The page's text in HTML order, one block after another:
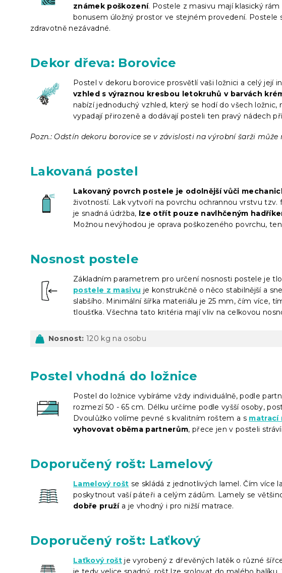
známek poškození. Postele z masivu mají klasický
bonusem úložný prostor ve stejném provedení. Postele
zdravotně nezávadné.
Dekor dřeva: Borovice
Postel v dekoru borovice prosvětlí vaši ložnici a celý její
vzhled s výraznou kresbou letokruhů v barvách
nabízí jednoduchý vzhled, který se hodí do všech
vypadají přirozeně a dodávají posteli ten pravý nádech
Pozn.: Odstín dekoru borovice se v závislosti na výrobní šarži může
Lakovaná postel
Lakovaný povrch postele je odolnější vůči
životností. Lak vytvoří na povrchu ochrannou vrstvu
je snadná údržba, lze otřít pouze navlhčeným
Možnou nevýhodou je oprava poškozeného povrchu,
Nosnost postele
Základním parametrem pro určení nosnosti postele je
postele z masivu je konstrukčně o něco stabilnější a
slabšího. Minimální šířka materiálu je 25 mm, čím více,
tloušťka. Všechna tato kritéria mají vliv na celkovou
Nosnost: 120 kg na osobu
Postel vhodná do ložnice
Postel do ložnice vybíráme vždy individuálně, podle
rozmezí 50 - 65 cm. Délku určíme podle vyšší osoby,
Dvoulůžko volíme pevné s kvalitním roštem a s matrací
vyhovovat oběma partnerům, přece jen v posteli
Doporučený rošt: Lamelový
Lamelový rošt se skládá z jednotlivých lamel. Čím více
poskytnout vaší páteři a celým zádům. Lamely se
dobře pružía je vhodný i pro nižší matrace.
Doporučený rošt: Laťkový
Laťkový rošt je vyrobený z dřevěných latěk o různé